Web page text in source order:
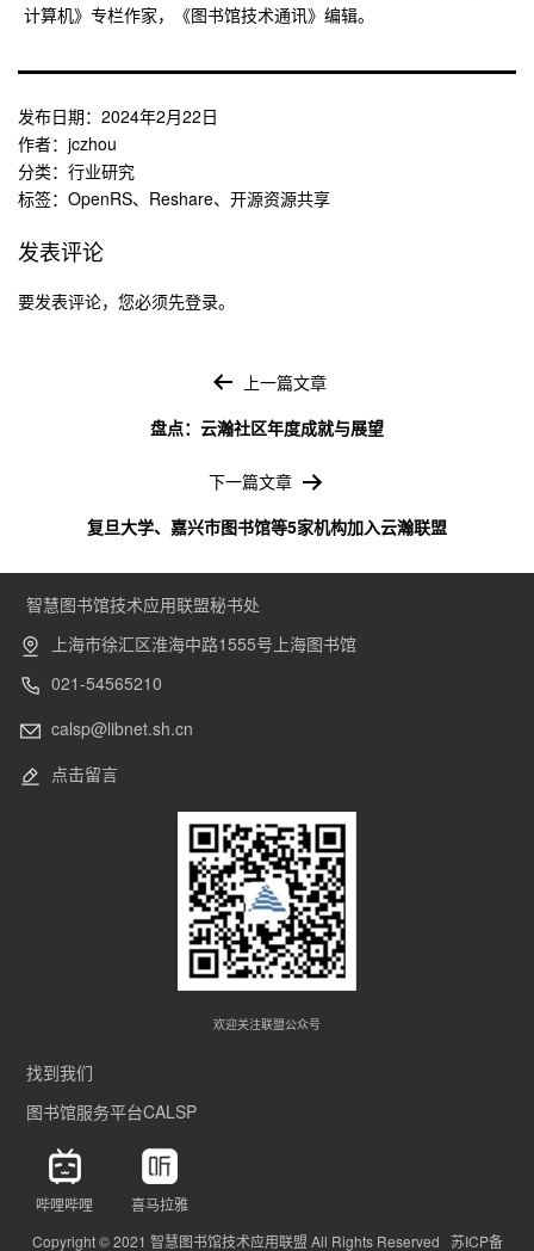
计算机》专栏作家，《图书馆技术通讯》编辑。
发布日期： 2024年2月22日
作者： jczhou
分类： 行业研究
标签： OpenRS、 Reshare、 开源资源共享
发表评论
要发表评论，您必须先登录。
上一篇文章
盘点：云瀚社区年度成就与展望
下一篇文章
复旦大学、嘉兴市图书馆等5家机构加入云瀚联盟
智慧图书馆技术应用联盟秘书处
上海市徐汇区淮海中路1555号上海图书馆
021-54565210
calsp@libnet.sh.cn
点击留言
欢迎关注联盟公众号
找到我们
图书馆服务平台CALSP
哔哩哔哩
喜马拉雅
Copyright © 2021 智慧图书馆技术应用联盟 All Rights Reserved 苏ICP备